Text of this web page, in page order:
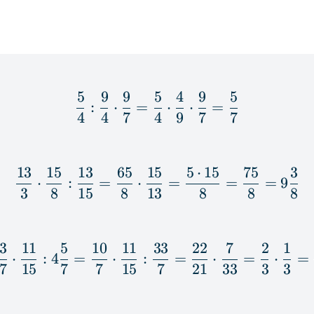
\frac{5}{4} :
4
5
:
4
9
⋅
7
9
=
4
5
⋅
9
4
⋅
7
9
=
7
5
\frac{13}{3} \cdot
3
13
⋅
8
15
:
15
13
=
8
65
⋅
13
15
=
8
5 ⋅ 15
=
8
75
= 9
8
3
1\frac{3}{7} \cdot
7
3
⋅
15
11
: 4
7
5
=
7
10
⋅
15
11
:
7
33
=
21
22
⋅
33
7
=
3
2
⋅
3
1
=